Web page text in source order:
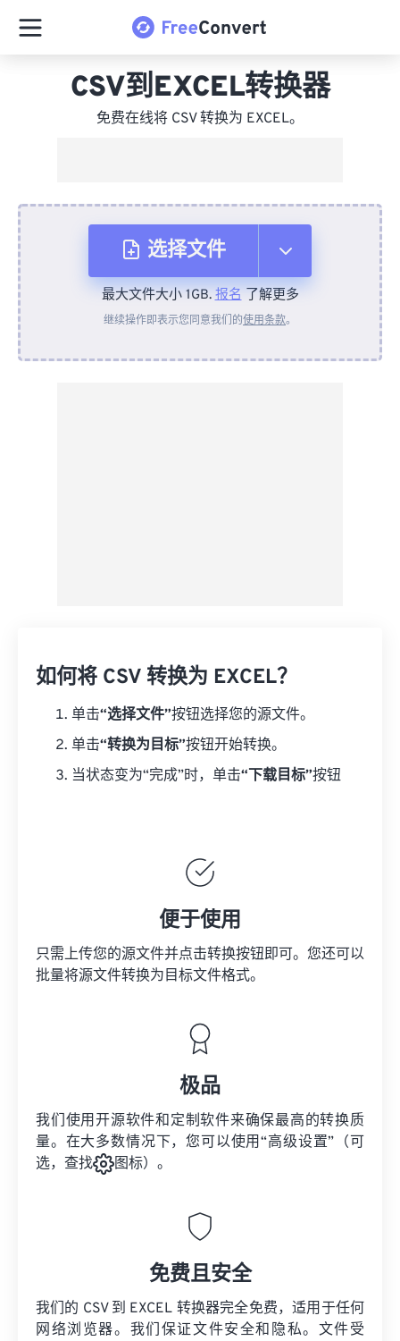
CSV到EXCEL转换器
免费在线将 CSV 转换为 EXCEL。
选择文件
从设备
最大文件大小 1GB.报名了解更多
继续操作即表示您同意我们的使用条款。
如何将 CSV 转换为 EXCEL？
单击“选择文件”按钮选择您的源文件。
单击“转换为目标”按钮开始转换。
当状态变为“完成”时，单击“下载目标”按钮
便于使用
只需上传您的源文件并点击转换按钮即可。您还可以
批量将源文件转换为目标文件格式。
极品
我们使用开源软件和定制软件来确保最高的转换质
量。在大多数情况下，您可以使用“高级设置”（可
选，查找
图标）。
免费且安全
我们的 CSV 到 EXCEL 转换器完全免费，适用于任何
网络浏览器。我们保证文件安全和隐私。文件受